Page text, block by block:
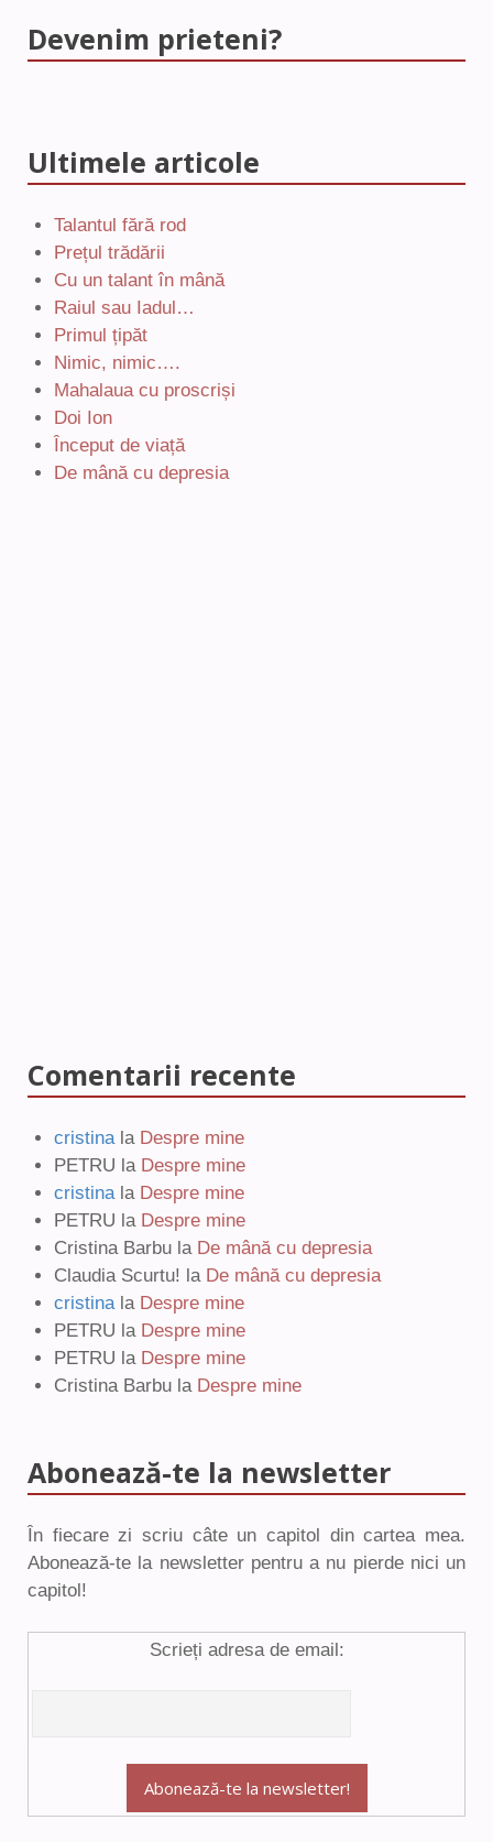
Devenim prieteni?
Ultimele articole
Talantul fără rod
Prețul trădării
Cu un talant în mână
Raiul sau Iadul…
Primul țipăt
Nimic, nimic….
Mahalaua cu proscriși
Doi Ion
Început de viață
De mână cu depresia
Comentarii recente
cristinala Despre mine
PETRU la Despre mine
cristinala Despre mine
PETRU la Despre mine
Cristina Barbu la De mână cu depresia
Claudia Scurtu! la De mână cu depresia
cristinala Despre mine
PETRU la Despre mine
PETRU la Despre mine
Cristina Barbu la Despre mine
Abonează-te la newsletter
În fiecare zi scriu câte un capitol din cartea mea.
Abonează-te la newsletter pentru a nu pierde nici un
capitol!
Scrieți adresa de email: